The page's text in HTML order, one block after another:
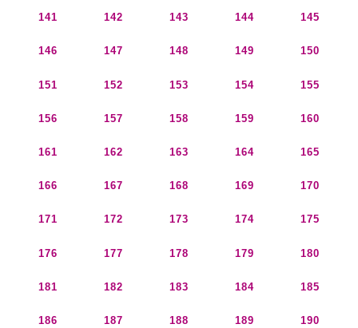
141 142 143 144 145
146 147 148 149 150
151 152 153 154 155
156 157 158 159 160
161 162 163 164 165
166 167 168 169 170
171 172 173 174 175
176 177 178 179 180
181 182 183 184 185
186 187 188 189 190